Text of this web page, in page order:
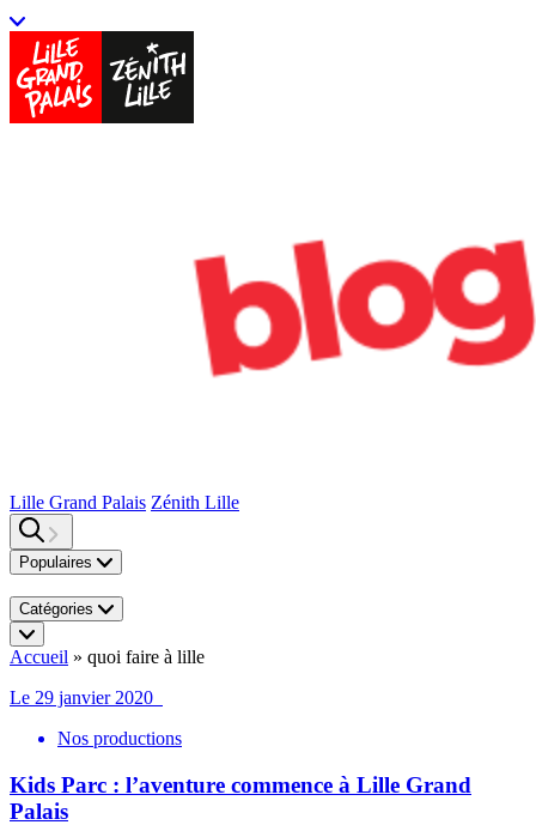
Lille Grand Palais Zénith Lille
Populaires
Catégories
Accueil » quoi faire à lille
Le 29 janvier 2020
Nos productions
Kids Parc : l’aventure commence à Lille Grand
Palais